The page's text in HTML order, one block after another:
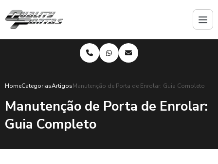
HomeCategoriasArtigosManutenção de Porta de Enrolar: Guia Completo
Manutenção de Porta de Enrolar:
Guia Completo